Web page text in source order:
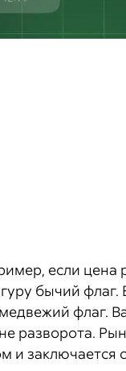
если цена
бычий флаг.
флаг.
разворота.
и заключается